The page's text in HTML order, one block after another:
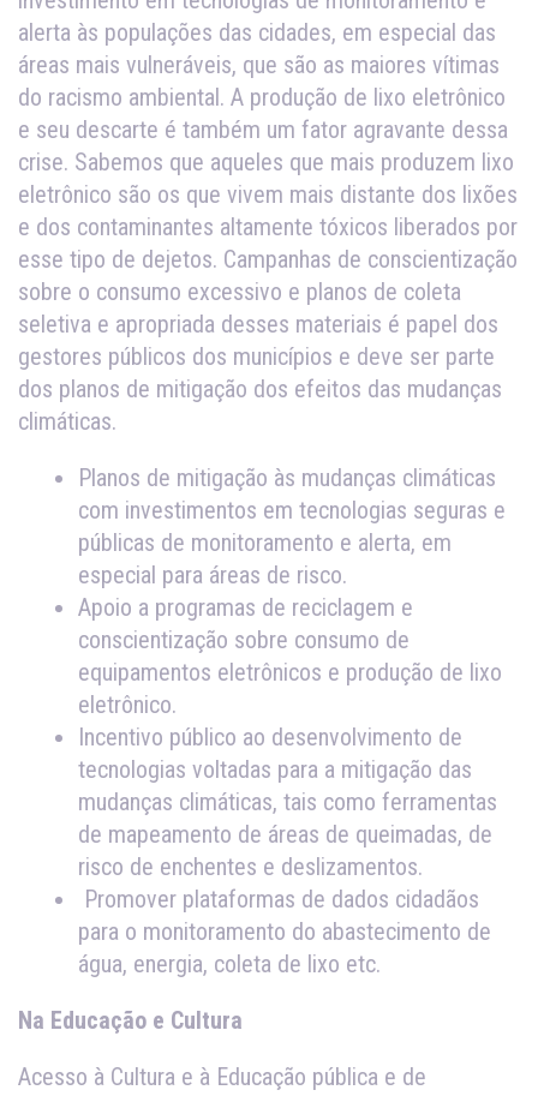
alerta às populações das cidades, em especial das
áreas mais vulneráveis, que são as maiores vítimas
do racismo ambiental. A produção de lixo eletrônico
e seu descarte é também um fator agravante dessa
crise. Sabemos que aqueles que mais produzem lixo
eletrônico são os que vivem mais distante dos lixões
e dos contaminantes altamente tóxicos liberados por
esse tipo de dejetos. Campanhas de conscientização
sobre o consumo excessivo e planos de coleta
seletiva e apropriada desses materiais é papel dos
gestores públicos dos municípios e deve ser parte
dos planos de mitigação dos efeitos das mudanças
climáticas.
Planos de mitigação às mudanças climáticas
com investimentos em tecnologias seguras e
públicas de monitoramento e alerta, em
especial para áreas de risco.
Apoio a programas de reciclagem e
conscientização sobre consumo de
equipamentos eletrônicos e produção de lixo
eletrônico.
Incentivo público ao desenvolvimento de
tecnologias voltadas para a mitigação das
mudanças climáticas, tais como ferramentas
de mapeamento de áreas de queimadas, de
risco de enchentes e deslizamentos.
Promover plataformas de dados cidadãos
para o monitoramento do abastecimento de
água, energia, coleta de lixo etc.
Na Educação e Cultura
Acesso à Cultura e à Educação pública e de